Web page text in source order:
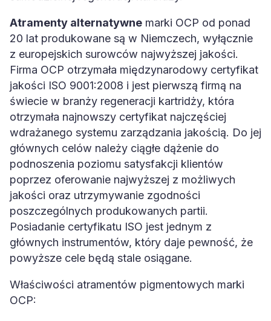
Atramenty alternatywne marki OCP od ponad
20 lat produkowane są w Niemczech, wyłącznie
z europejskich surowców najwyższej jakości.
Firma OCP otrzymała międzynarodowy certyfikat
jakości ISO 9001:2008 i jest pierwszą firmą na
świecie w branży regeneracji kartridży, która
otrzymała najnowszy certyfikat najczęściej
wdrażanego systemu zarządzania jakością. Do jej
głównych celów należy ciągłe dążenie do
podnoszenia poziomu satysfakcji klientów
poprzez oferowanie najwyższej z możliwych
jakości oraz utrzymywanie zgodności
poszczególnych produkowanych partii.
Posiadanie certyfikatu ISO jest jednym z
głównych instrumentów, który daje pewność, że
powyższe cele będą stale osiągane.
Właściwości atramentów pigmentowych marki
OCP: